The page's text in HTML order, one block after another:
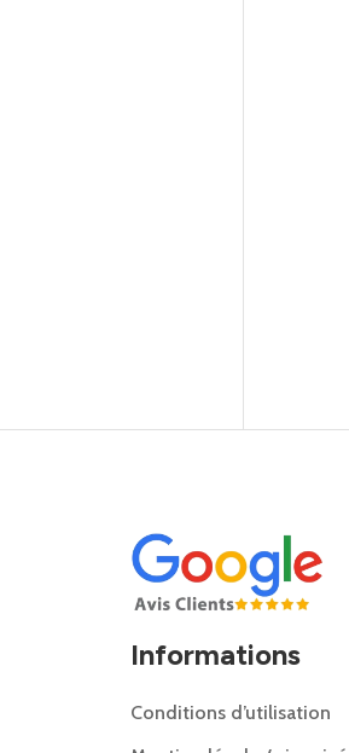
Informations
Conditions d’utilisation